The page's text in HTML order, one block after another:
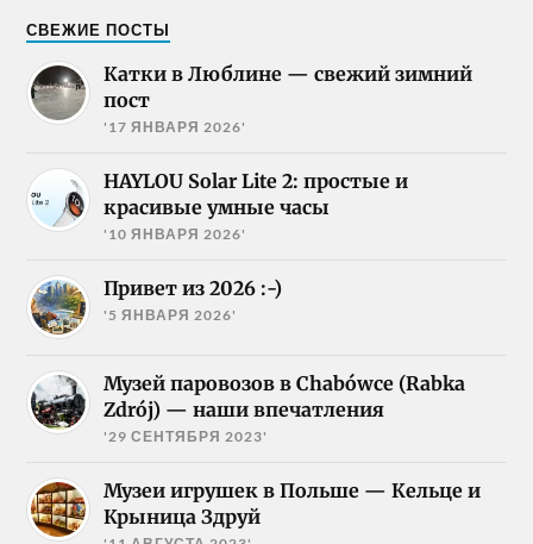
СВЕЖИЕ ПОСТЫ
Катки в Люблине — свежий зимний
пост
'17 ЯНВАРЯ 2026'
HAYLOU Solar Lite 2: простые и
красивые умные часы
'10 ЯНВАРЯ 2026'
Привет из 2026 :-)
'5 ЯНВАРЯ 2026'
Музей паровозов в Chabówce (Rabka
Zdrój) — наши впечатления
'29 СЕНТЯБРЯ 2023'
Музеи игрушек в Польше — Кельце и
Крыница Здруй